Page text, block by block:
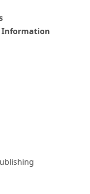
Information